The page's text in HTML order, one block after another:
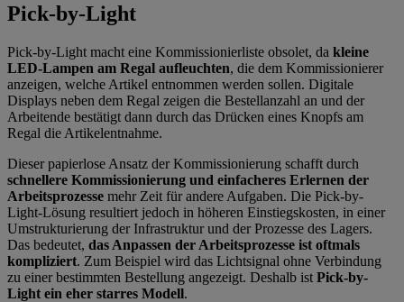
Pick-by-Light
Pick-by-Light macht eine Kommissionierliste obsolet, da kleine
LED-Lampen am Regal aufleuchten, die dem Kommissionierer
anzeigen, welche Artikel entnommen werden sollen. Digitale
Displays neben dem Regal zeigen die Bestellanzahl an und der
Arbeitende bestätigt dann durch das Drücken eines Knopfs am
Regal die Artikelentnahme.
Dieser papierlose Ansatz der Kommissionierung schafft durch
schnellere Kommissionierung und einfacheres Erlernen der
Arbeitsprozesse mehr Zeit für andere Aufgaben. Die Pick-by-
Light-Lösung resultiert jedoch in höheren Einstiegskosten, in einer
Umstrukturierung der Infrastruktur und der Prozesse des Lagers.
Das bedeutet, das Anpassen der Arbeitsprozesse ist oftmals
kompliziert. Zum Beispiel wird das Lichtsignal ohne Verbindung
zu einer bestimmten Bestellung angezeigt. Deshalb ist Pick-by-
Light ein eher starres Modell.